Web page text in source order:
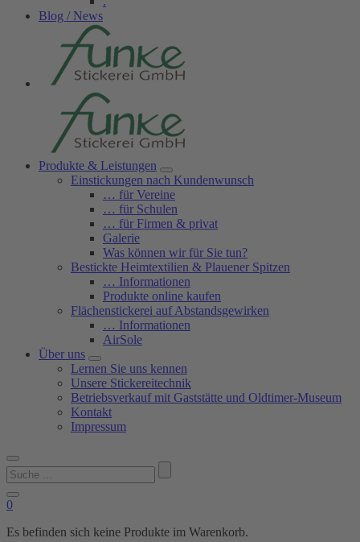
Blog / News
Produkte & Leistungen
Einstickungen nach Kundenwunsch
… für Vereine
… für Schulen
… für Firmen & privat
Galerie
Was können wir für Sie tun?
Bestickte Heimtextilien & Plauener Spitzen
… Informationen
Produkte online kaufen
Flächenstickerei auf Abstandsgewirken
… Informationen
AirSole
Über uns
Lernen Sie uns kennen
Unsere Stickereitechnik
Betriebsverkauf mit Gaststätte und Oldtimer-Museum
Kontakt
Impressum
Suchen
nach:
0
Es befinden sich keine Produkte im Warenkorb.